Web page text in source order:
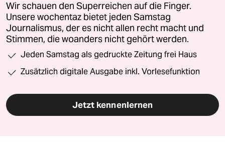
Wir schauen den Superreichen auf die Finger.
Unsere wochentaz bietet jeden Samstag
Journalismus, der es nicht allen recht macht und
Stimmen, die woanders nicht gehört werden.
Jeden Samstag als gedruckte Zeitung frei Haus
Zusätzlich digitale Ausgabe inkl. Vorlesefunktion
Jetzt kennenlernen